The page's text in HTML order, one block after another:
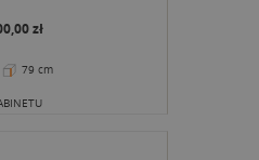
zł
79 cm